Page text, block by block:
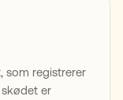
som registrerer
er